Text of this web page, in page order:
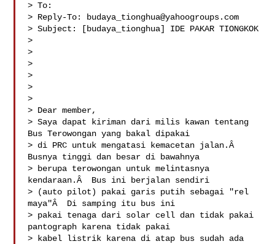
> To:
> Reply-To:
budaya_tionghua@yahoogroups.com
> Subject: [budaya_tionghua] IDE PAKAR TIONGKOK
>
>
>
>
>
>
> Dear member,
> Saya dapat kiriman dari milis kawan tentang
Bus Terowongan yang bakal dipakai
> di PRC untuk mengatasi kemacetan jalan.Â
Busnya tinggi dan besar di bawahnya
> berupa terowongan untuk melintasnya
kendaraan.Â  Bus ini berjalan sendiri
> (auto pilot) pakai garis putih sebagai "rel
maya"Â  Di samping itu bus ini
> pakai tenaga dari solar cell dan tidak pakai
pantograph karena tidak pakai
> kabel listrik karena di atap bus sudah ada